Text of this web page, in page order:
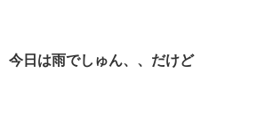
今日は雨でしゅん、、だけど